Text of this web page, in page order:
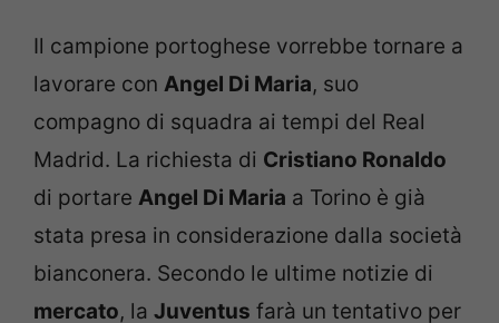
Il campione portoghese vorrebbe tornare a
lavorare con Angel Di Maria, suo
compagno di squadra ai tempi del Real
Madrid. La richiesta di Cristiano Ronaldo
di portare Angel Di Maria a Torino è già
stata presa in considerazione dalla società
bianconera. Secondo le ultime notizie di
mercato, la Juventus farà un tentativo per